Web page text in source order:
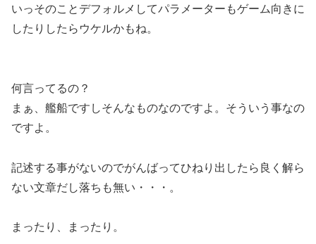
いっそのことデフォルメしてパラメーターもゲーム向きに
したりしたらウケルかもね。
何言ってるの？
まぁ、艦船ですしそんなものなのですよ。そういう事なの
ですよ。
記述する事がないのでがんばってひねり出したら良く解ら
ない文章だし落ちも無い・・・。
まったり、まったり。